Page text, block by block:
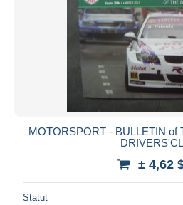
MOTORSPORT - BULLETIN of
± 4,62
Statut